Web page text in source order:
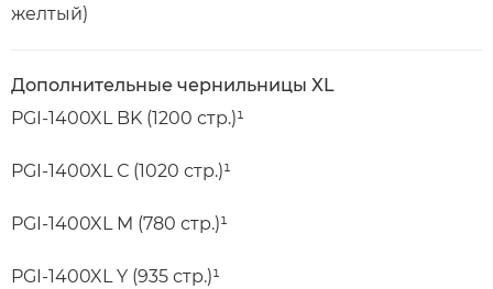
желтый)
Дополнительные чернильницы XL
PGI-1400XL BK (1200 стр.)¹
PGI-1400XL С (1020 стр.)¹
PGI-1400XL M (780 стр.)¹
PGI-1400XL Y (935 стр.)¹